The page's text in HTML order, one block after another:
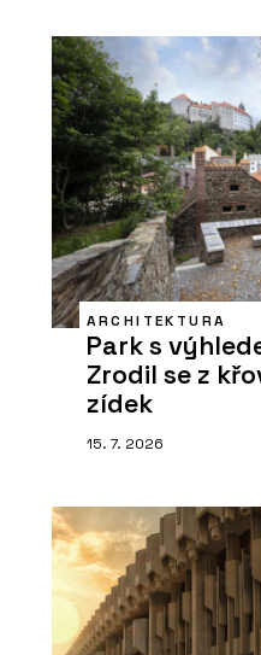
ARCHITEKTURA
Park s
Zrodil se z
zídek
15. 7. 2026